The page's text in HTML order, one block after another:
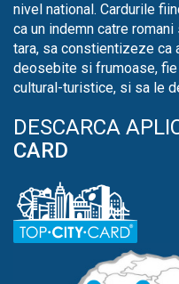
nivel national. Cardurile
ca un indemn catre
tara, sa constientizeze ca
deosebite si frumoase,
cultural-turistice, si sa le
DESCARCA
CARD